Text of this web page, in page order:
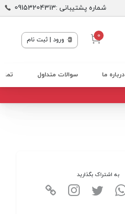
شماره پشتیبانی :09153204313
0 ورود | ثبت نام
درباره ما سوالات متداول
به اشتراک بگذارید